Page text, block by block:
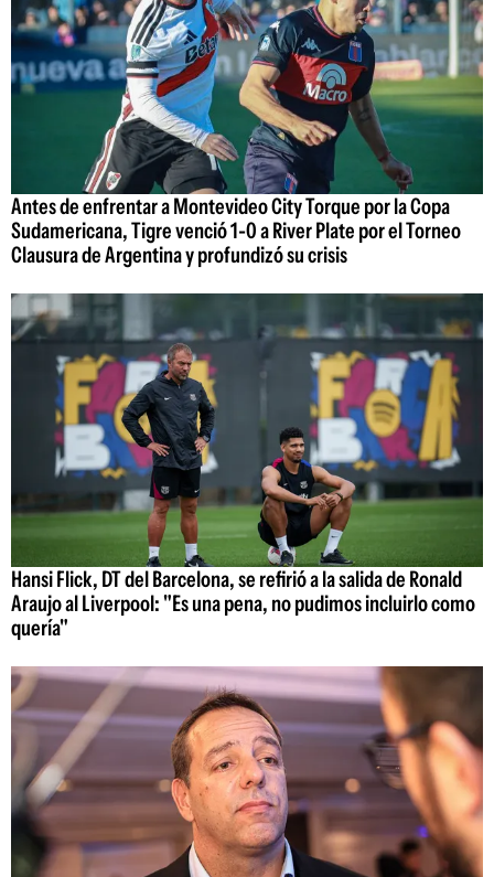
Antes de enfrentar a Montevideo City Torque por la Copa
Sudamericana, Tigre venció 1-0 a River Plate por el Torneo
Clausura de Argentina y profundizó su crisis
Hansi Flick, DT del Barcelona, se refirió a la salida de Ronald
Araujo al Liverpool: "Es una pena, no pudimos incluirlo como
quería"